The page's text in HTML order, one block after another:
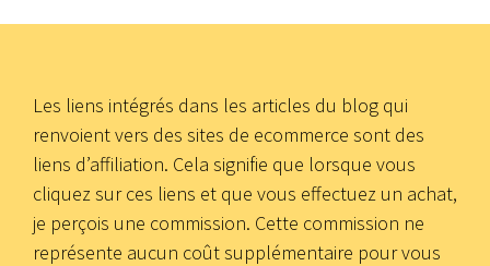
Les liens intégrés dans les articles du blog qui
renvoient vers des sites de ecommerce sont des
liens d’affiliation. Cela signifie que lorsque vous
cliquez sur ces liens et que vous effectuez un achat,
je perçois une commission. Cette commission ne
représente aucun coût supplémentaire pour vous